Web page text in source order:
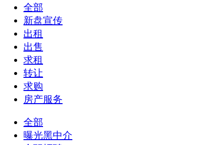
全部
新盘宣传
出租
出售
求租
转让
求购
房产服务
全部
曝光黑中介